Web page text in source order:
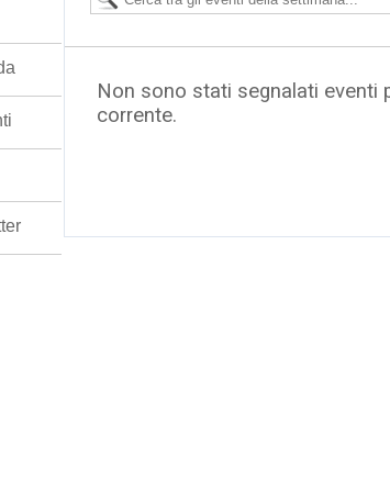
Non sono stati segnalati eventi
corrente.